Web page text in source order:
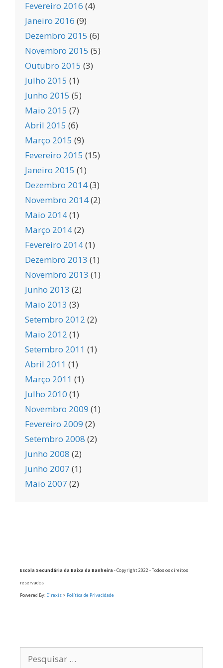
Fevereiro 2016 (4)
Janeiro 2016 (9)
Dezembro 2015 (6)
Novembro 2015 (5)
Outubro 2015 (3)
Julho 2015 (1)
Junho 2015 (5)
Maio 2015 (7)
Abril 2015 (6)
Março 2015 (9)
Fevereiro 2015 (15)
Janeiro 2015 (1)
Dezembro 2014(3)
Novembro 2014(2)
Maio 2014(1)
Março 2014(2)
Fevereiro 2014(1)
Dezembro 2013 (1)
Novembro 2013 (1)
Junho 2013 (2)
Maio 2013 (3)
Setembro 2012 (2)
Maio 2012 (1)
Setembro 2011 (1)
Abril 2011 (1)
Março 2011 (1)
Julho 2010 (1)
Novembro 2009 (1)
Fevereiro 2009 (2)
Setembro 2008 (2)
Junho 2008 (2)
Junho 2007 (1)
Maio 2007 (2)
Escola Secundária da Baixa da Banheira - Copyright 2022 - Todos os direitos
reservados
Powered By: Direxis > Política de Privacidade
por: